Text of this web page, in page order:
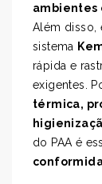
ambientes
Além disso,
sistema
rápida e
exigentes.
térmica,
do PAA é